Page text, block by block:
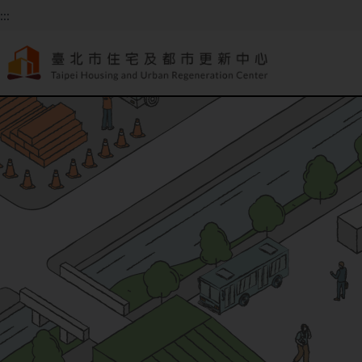
跳到主要內容
:::
:::